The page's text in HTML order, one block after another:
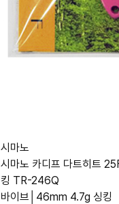
시마노
시마노 카디프 다트히트
킹 TR-246Q
바이브│46mm 4.7g 싱킹